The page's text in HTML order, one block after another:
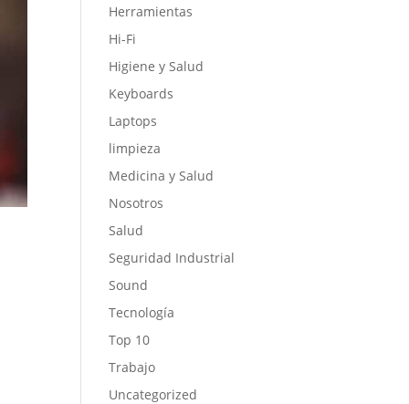
Herramientas
Hi-Fi
Higiene y Salud
Keyboards
Laptops
limpieza
Medicina y Salud
Nosotros
Salud
Seguridad Industrial
Sound
Tecnología
Top 10
Trabajo
Uncategorized